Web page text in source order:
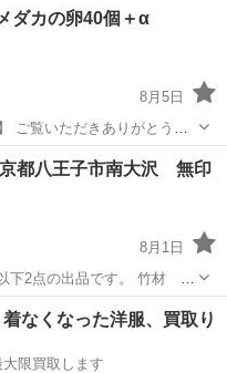
ダカの卵40個＋α
8月5日
の両親から採卵したもので
都八王子市南大沢 無印
8月1日
ミ 蒸篭（せいろ）用／受
度 状態 多少の...
他 せいろ
着なくなった洋服、買取り
限買取します